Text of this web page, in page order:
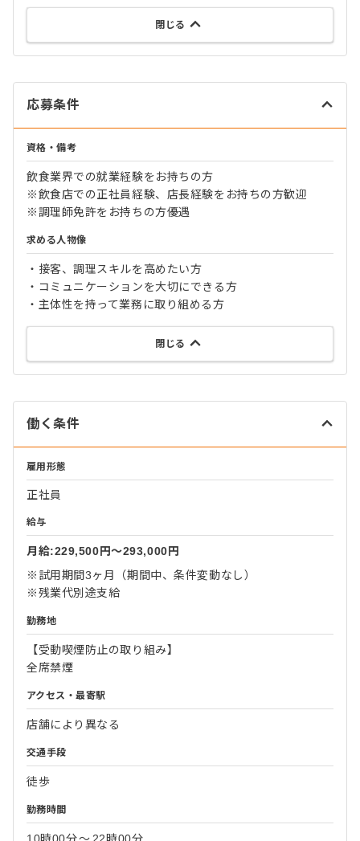
閉じる
応募条件
資格・備考
飲食業界での就業経験をお持ちの方
※飲食店での正社員経験、店長経験をお持ちの方歓迎
※調理師免許をお持ちの方優遇
求める人物像
・接客、調理スキルを高めたい方
・コミュニケーションを大切にできる方
・主体性を持って業務に取り組める方
閉じる
働く条件
雇用形態
正社員
給与
月給:229,500円〜293,000円
※試用期間3ヶ月（期間中、条件変動なし）
※残業代別途支給
勤務地
【受動喫煙防止の取り組み】
全席禁煙
アクセス・最寄駅
店舗により異なる
交通手段
徒歩
勤務時間